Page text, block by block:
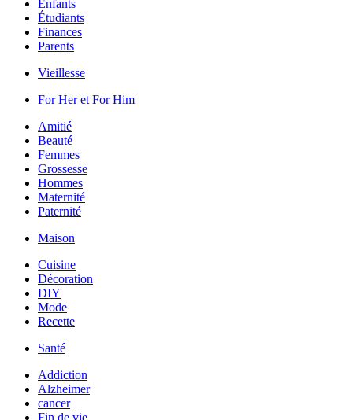
Enfants
Étudiants
Finances
Parents
Vieillesse
For Her et For Him
Amitié
Beauté
Femmes
Grossesse
Hommes
Maternité
Paternité
Maison
Cuisine
Décoration
DIY
Mode
Recette
Santé
Addiction
Alzheimer
cancer
Fin de vie